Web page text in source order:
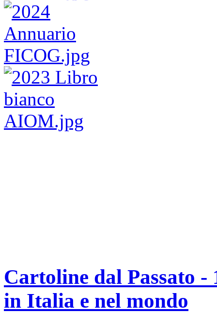
Cartoline dal Passato -
in Italia e nel mondo